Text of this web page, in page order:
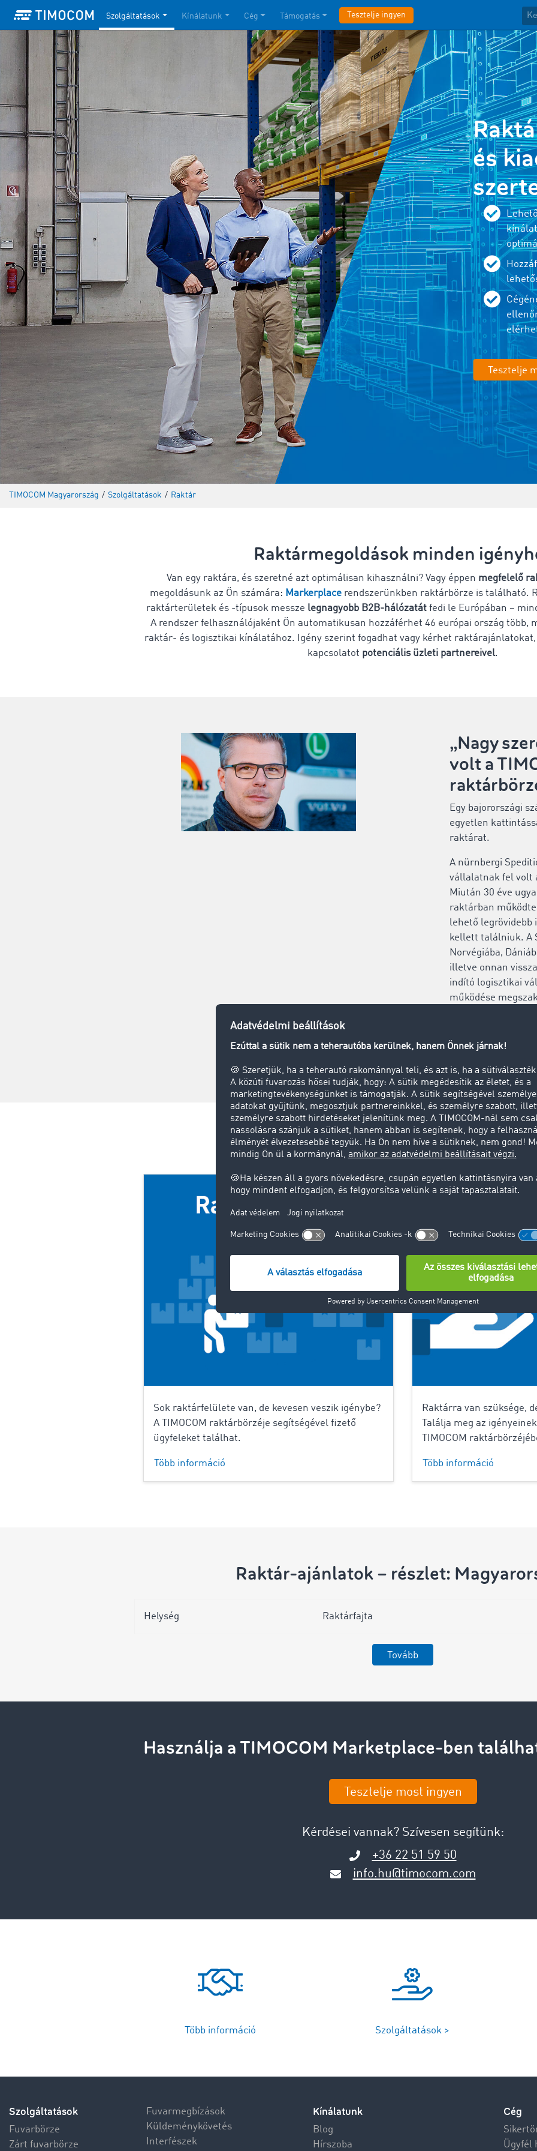
Szolgáltatások Kínálatunk Cég Támogatás Tesztelje ingyen
és
Tesztelje
TIMOCOM Magyarország / Szolgáltatások / Raktár
Raktármegoldások minden
Van egy raktára, és szeretné azt optimálisan kihasználni? Vagy éppen megfelelő
megoldásunk az Ön számára: Markerplace rendszerünkben raktárbörze is található.
raktárterületek és -típusok messze legnagyobb B2B-hálózatát fedi le Európában –
A rendszer felhasználójaként Ön automatikusan hozzáférhet 46 európai ország több,
raktár- és logisztikai kínálatához. Igény szerint fogadhat vagy kérhet
kapcsolatot potenciális üzleti partnereivel.
„Nagy
volt a
Egy bajorországi
egyetlen
raktárat.
A nürnbergi
vállalatnak fel volt
Miután 30 éve
raktárban
lehető
kellett találniuk. A
Norvégiába,
illetve onnan
indító logisztikai
működése
Így használja a raktár
Sok raktárfelülete van, de kevesen veszik igénybe?
A TIMOCOM raktárbörzéje segítségével fizető
ügyfeleket találhat.
Több információ
Raktárra van szüksége,
Találja meg az
TIMOCOM
Több információ
Raktár-ajánlatok – részlet:
Helység Raktárfajta
Tovább
Használja a TIMOCOM Marketplace-ben
Tesztelje most ingyen
Kérdései vannak? Szívesen segítünk:
+36 22 51 59 50
info.hu@timocom.com
Több információ Szolgáltatások >
Szolgáltatások
Fuvarbörze
Zárt fuvarbörze
Fuvarmegbízások
Küldeménykövetés
Interfészek
Kínálatunk
Blog
Hírszoba
Cég
Ügyfél